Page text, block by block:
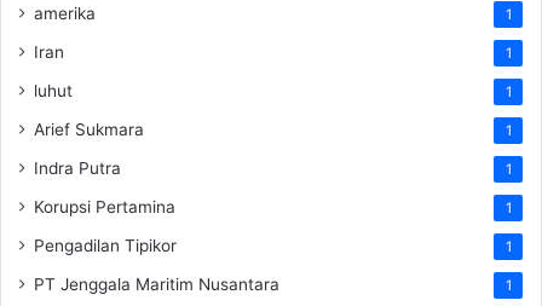
amerika 1
Iran 1
luhut 1
Arief Sukmara 1
Indra Putra 1
Korupsi Pertamina 1
Pengadilan Tipikor 1
PT Jenggala Maritim Nusantara 1